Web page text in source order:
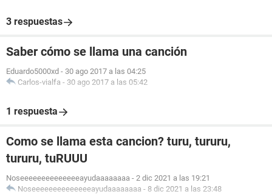
3 respuestas
Saber cómo se llama una canción
Eduardo5000xd - 30 ago 2017 a las 04:25
Carlos-vialfa - 30 ago 2017 a las 05:42
1 respuesta
Como se llama esta cancion? turu, tururu,
tururu, tuRUUU
Noseeeeeeeeeeeeeeayudaaaaaaaa - 2 dic 2021 a las 19:21
Noseeeeeeeeeeeeeeayudaaaaaaaa - 8 dic 2021 a las 23:48